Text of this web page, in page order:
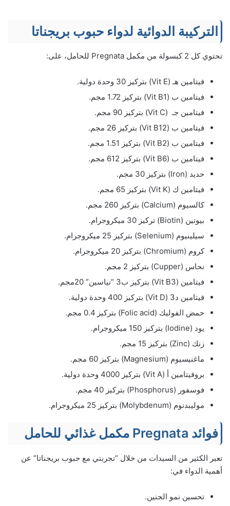
التركيبة الدوائية لدواء حبوب بريجناتا
تحتوي كل 2 كبسولة من مكمل Pregnata للحامل، على:
فيتامين هـ (Vit E) بتركيز 30 وحدة دولية.
فيتامين ب (Vit B1) بتركيز 1.72 مجم.
فيتامين جـ (Vit C) بتركيز 90 مجم.
فيتامين ب (Vit B12) بتركيز 26 مجم.
فيتامين ب (Vit B2) بتركيز 1.51 مجم.
فيتامين ب (Vit B6) بتركيز 612 مجم.
حديد (Iron) بتركيز 30 مجم.
فيتامين ك (Vit K) بتركيز 65 مجم.
كالسيوم (Calcium) بتركيز 260 مجم.
بيوتين (Biotin) تركيز 30 ميكروجرام.
سيلينيوم (Selenium) بتركيز 25 ميكروجرام.
كروم (Chromium) بتركيز 20 ميكروجرام.
نحاس (Cupper) بتركيز 2 مجم.
فيتامين (Vit B3) بتركيز ب3 “نياسين” 20مجم.
فيتامين د3 (Vit D) بتركيز 400 وحدة دولية.
حمض الفوليك (Folic acid) بتركيز 0.4 مجم.
يود (Iodine) بتركيز 150 ميكروجرام.
زنك (Zinc) بتركيز 15 مجم.
ماغنيسيوم (Magnesium) بتركيز 60 مجم.
بروفيتامين أ (Vit A) بتركيز 4000 وحدة دولية.
فوسفور (Phosphorus) بتركيز 40 مجم.
موليبدنوم (Molybdenum) بتركيز 25 ميكروجرام.
فوائد Pregnata مكمل غذائي للحامل
تعبر الكثير من السيدات من خلال “تجربتي مع حبوب بريجناتا” عن
أهمية الدواء في:
تحسين نمو الجنين.